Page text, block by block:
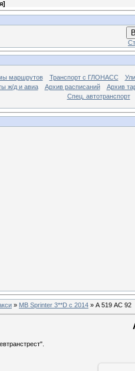
]
маршрутов Транспорт с ГЛОНАСС
ж/д и авиа Архив расписаний
Архив
Спец. автотранспорт
» MB Sprinter 3**D с 2014 » А 519 АС 92